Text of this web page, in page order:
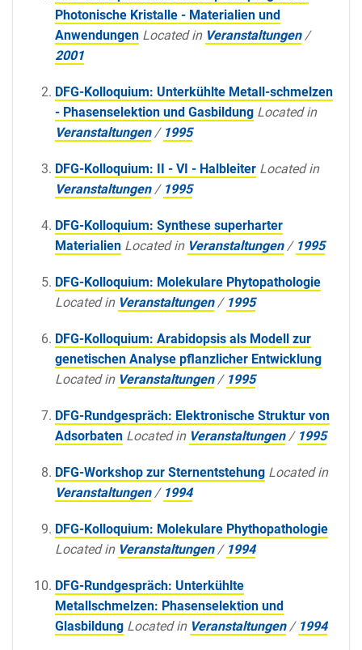
Photonische Kristalle - Materialien und
Anwendungen Located in Veranstaltungen /
2001
DFG-Kolloquium: Unterkühlte Metall-schmelzen
- Phasenselektion und Gasbildung Located in
Veranstaltungen / 1995
DFG-Kolloquium: II - VI - Halbleiter Located in
Veranstaltungen / 1995
DFG-Kolloquium: Synthese superharter
Materialien Located in Veranstaltungen / 1995
DFG-Kolloquium: Molekulare Phytopathologie
Located in Veranstaltungen / 1995
DFG-Kolloquium: Arabidopsis als Modell zur
genetischen Analyse pflanzlicher Entwicklung
Located in Veranstaltungen / 1995
DFG-Rundgespräch: Elektronische Struktur von
Adsorbaten Located in Veranstaltungen / 1995
DFG-Workshop zur Sternentstehung Located in
Veranstaltungen / 1994
DFG-Kolloquium: Molekulare Phythopathologie
Located in Veranstaltungen / 1994
DFG-Rundgespräch: Unterkühlte
Metallschmelzen: Phasenselektion und
Glasbildung Located in Veranstaltungen / 1994